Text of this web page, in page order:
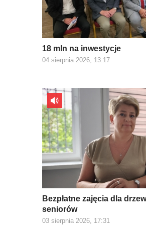
18 mln na inwestycje
04 sierpnia 2026, 13:17
Bezpłatne zajęcia dla
seniorów
03 sierpnia 2026, 17:31